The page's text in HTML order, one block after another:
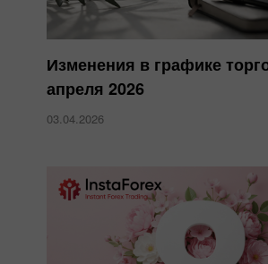
Изменения в графике
апреля 2026
03.04.2026